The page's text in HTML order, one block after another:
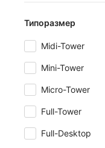
Типоразмер
Midi-Tower
Mini-Tower
Micro-Tower
Full-Tower
Full-Desktop